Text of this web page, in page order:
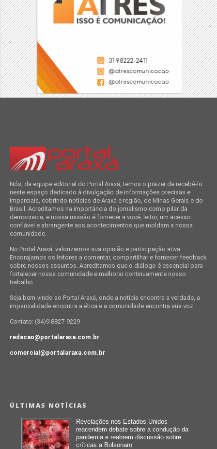
Nós, da equipe editorial do Portal Araxá, temos o prazer de recebê-lo
neste espaço dedicado à divulgação de informações precisas e
imparciais, cobrindo notícias de Araxá e região, de Minas Gerais e do
Brasil. Acreditamos na importância do jornalismo como pilar da
democracia, e nossa missão é fornecer a você, leitor, um acesso
confiável e abrangente aos acontecimentos que moldam a nossa
comunidade.
No Portal Araxá, valorizamos sua opinião e participação ativa.
Encorajamos os leitores a comentar, compartilhar e fornecer feedback
sobre nossos assuntos. Acreditamos que o diálogo é essencial para
fortalecer nossa comunidade e melhorar continuamente nosso
trabalho.
Seja bem-vindo ao Portal Araxá, onde a notícia encontra a verdade, a
imparcialidade encontra a ética e a comunidade encontra sua voz.
Contato: (34)9.8827-9229
redacao@portalaraxa.com.br
comercial@portalaraxa.com.br
ÚLTIMAS NOTÍCIAS
Revelações nos Estados Unidos
reacendem debate sobre a condução da
pandemia e reabrem discussão sobre
críticas a Bolsonaro